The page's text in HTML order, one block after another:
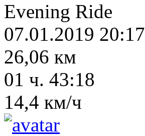
Evening Ride
07.01.2019 20:17
26,06 км
01 ч. 43:18
14,4 км/ч